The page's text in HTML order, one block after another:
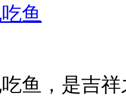
鱼
鱼，是吉